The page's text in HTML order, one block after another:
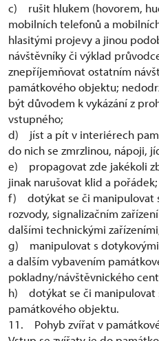
c) rušit hlukem (hovorem,
mobilních telefonů a
hlasitými projevy a jinou
návštěvníky či výklad
znepříjemňovat ostatním
památkového objektu;
být důvodem k vykázání z
vstupného;
d) jíst a pít v interiérech
do nich se zmrzlinou, nápoji,
e) propagovat zde jakékoli
jinak narušovat klid a pořádek;
f) dotýkat se či manipulovat
rozvody, signalizačním
dalšími technickými
g) manipulovat s dotykovými
a dalším vybavením
pokladny/návštěvnického
h) dotýkat se či manipulovat
památkového objektu.
11. Pohyb zvířat v